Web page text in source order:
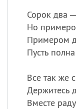
Сорок два
Но
Примером
Пусть
Все так же
Держитесь
Вместе